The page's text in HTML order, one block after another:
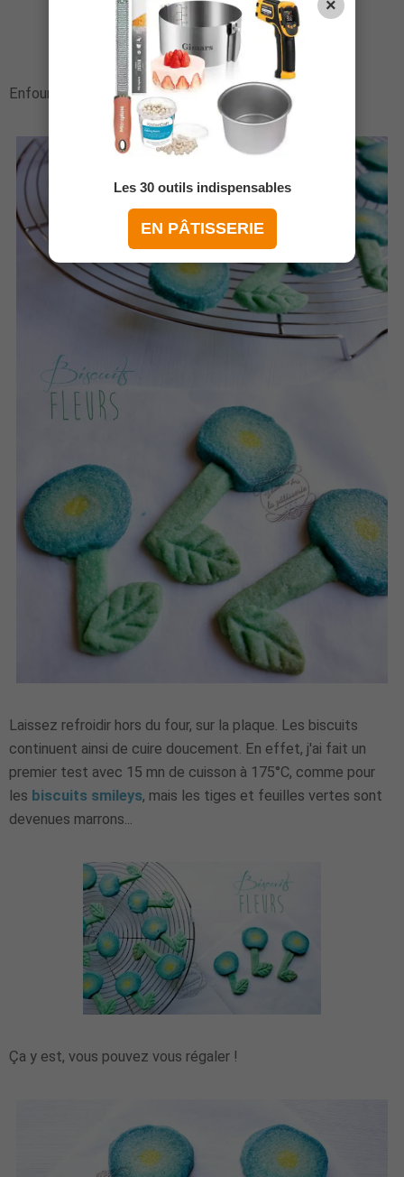
Enfournez pour 20 minutes.
Laissez refroidir hors du four, sur la plaque. Les biscuits
continuent ainsi de cuire doucement. En effet, j'ai fait un
premier test avec 15 mn de cuisson à 175°C, comme pour
les biscuits smileys, mais les tiges et feuilles vertes sont
devenues marrons...
Ça y est, vous pouvez vous régaler !
×
Les 30 outils indispensables
EN PÂTISSERIE